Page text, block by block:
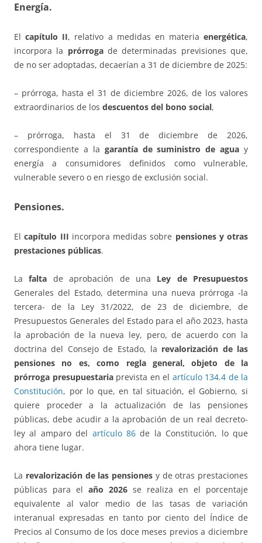
Energía.
Elcapítulo II, relativo a medidas en materia energética,
incorpora la prórrogade determinadas previsiones que,
de no ser adoptadas, decaerían a 31 de diciembre de 2025:
– prórroga, hasta el 31 de diciembre 2026, de los valores
extraordinarios de los descuentos del bono social,
– prórroga, hasta el 31 de diciembre de 2026,
correspondiente a la garantía de suministro de agua y
energía a consumidores definidos como vulnerable,
vulnerable severo o en riesgo de exclusión social.
Pensiones.
Elcapítulo III incorpora medidas sobre pensiones y otras
prestaciones públicas.
Lafalta de aprobación de una Ley de Presupuestos
Generales del Estado, determina una nueva prórroga -la
tercera- de la Ley 31/2022, de 23 de diciembre, de
Presupuestos Generales del Estado para el año 2023, hasta
la aprobación de la nueva ley, pero, de acuerdo con la
doctrina del Consejo de Estado, la revalorización de las
pensiones no es, como regla general, objeto de la
prórroga presupuestariaprevista en el artículo 134.4 de la
Constitución, por lo que, en tal situación, el Gobierno, si
quiere proceder a la actualización de las pensiones
públicas, debe acudir a la aprobación de un real decreto-
ley al amparo del artículo 86 de la Constitución, lo que
ahora tiene lugar.
La revalorización de las pensiones y de otras prestaciones
públicas para el año 2026 se realiza en el porcentaje
equivalente al valor medio de las tasas de variación
interanual expresadas en tanto por ciento del Índice de
Precios al Consumo de los doce meses previos a diciembre